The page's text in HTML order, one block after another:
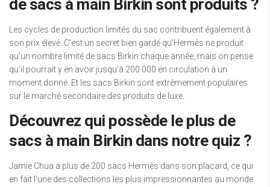
de sacs à main Birkin sont produits ?
Les cycles de production limités du sac contribuent également à
son prix élevé. C’est un secret bien gardé qu’Hermès ne produit
qu’un nombre limité de sacs Birkin chaque année, mais on pense
qu’il pourrait y en avoir jusqu’à 200 000 en circulation à un
moment donné. Et les sacs Birkin sont extrêmement populaires
sur le marché secondaire des produits de luxe.
Découvrez qui possède le plus de
sacs à main Birkin dans notre quiz ?
Jamie Chua a plus de 200 sacs Hermès dans son placard, ce qui
en fait l’une des collections les plus impressionnantes au monde.